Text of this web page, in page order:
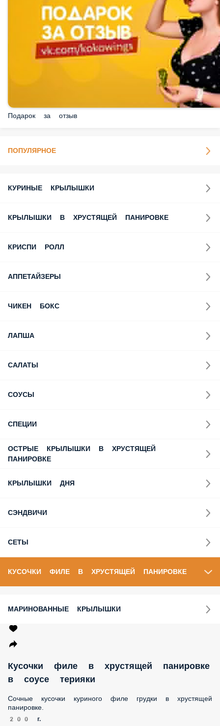
Подарок за отзыв
ПОПУЛЯРНОЕ
КУРИНЫЕ КРЫЛЫШКИ
КРЫЛЫШКИ В ХРУСТЯЩЕЙ ПАНИРОВКЕ
КРИСПИ РОЛЛ
АППЕТАЙЗЕРЫ
ЧИКЕН БОКС
ЛАПША
САЛАТЫ
СОУСЫ
СПЕЦИИ
ОСТРЫЕ КРЫЛЫШКИ В ХРУСТЯЩЕЙ
ПАНИРОВКЕ
КРЫЛЫШКИ ДНЯ
СЭНДВИЧИ
СЕТЫ
КУСОЧКИ ФИЛЕ В ХРУСТЯЩЕЙ ПАНИРОВКЕ
МАРИНОВАННЫЕ КРЫЛЫШКИ
Кусочки филе в хрустящей панировке
в соусе терияки
Сочные кусочки куриного филе грудки в хрустящей
панировке.
200 г.